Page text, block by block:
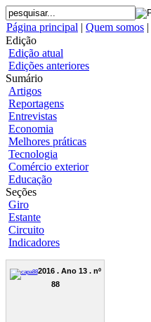
Página principal | Quem somos |
Edição
Edição atual
Edições anteriores
Sumário
Artigos
Reportagens
Entrevistas
Economia
Melhores práticas
Tecnologia
Comércio exterior
Educação
Seções
Giro
Estante
Circuito
Indicadores
2016 . Ano 13 . nº
88